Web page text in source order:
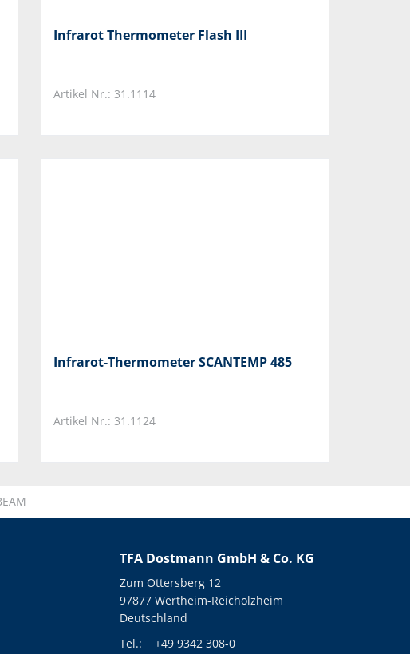
Infrarot Thermometer Flash III
Artikel Nr.: 31.1114
Infrarot-Thermometer SCANTEMP 485
Artikel Nr.: 31.1124
TFA Dostmann GmbH & Co. KG
Zum Ottersberg 12
97877 Wertheim-Reicholzheim
Deutschland
Tel.:
+49 9342 308-0